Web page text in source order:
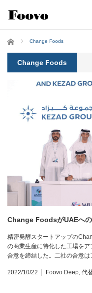
ホーム Change Foods
Change Foods
Change FoodsがUAEへ
精密発酵スタートアップの
の商業生産に特化した工場を
合意を締結した。二社の合意
2022/10/22 Foovo Deep, 代